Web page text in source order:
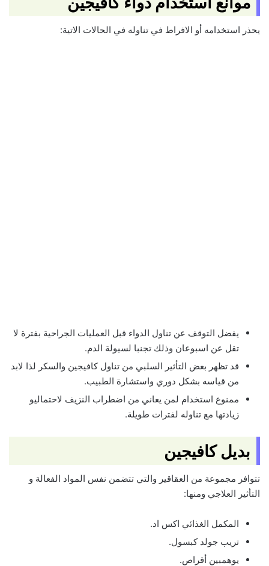
يحذر استخدامه أو الافراط في تناوله في الحالات الاتية:
يفضل التوقف عن تناول الدواء قبل العمليات الجراحية بفترة لا
تقل عن اسبوعان وذلك تجنبا لسيولة الدم.
قد تظهر بعض التأثير السلبي من تناول كافيجين والسكر لذا لابد
من قياسه بشكل دوري واستشارة الطبيب.
ممنوع استخدام لمن يعاني من اضطراب النزيف لاحتماليو
زيادتها مع تناوله لفترات طويلة.
بديل كافيجين
تتوافر مجموعة من العقاقير والتي تتضمن نفس المواد الفعالة و
التأثير العلاجي ومنها:
المكمل الغذائي اكس اد.
تريب جولد كبسول.
يوهمبين أقراص.